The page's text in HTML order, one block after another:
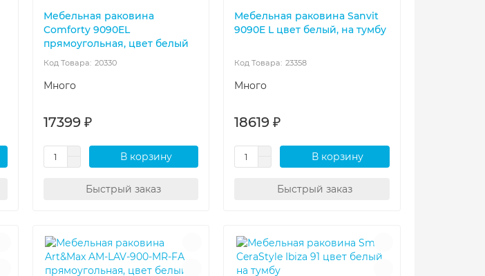
Мебельная раковина
Comforty 9090EL
прямоугольная, цвет белый
20330
Много
17399 ₽
В корзину
Быстрый заказ
Мебельная раковина Sanvit
9090E L цвет белый, на тумбу
23358
Много
18619 ₽
В корзину
Быстрый заказ